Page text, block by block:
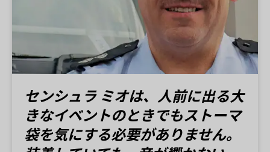
センシュラ ミオは、人前に出る大
きなイベントのときでもストーマ
袋を気にする必要がありません。